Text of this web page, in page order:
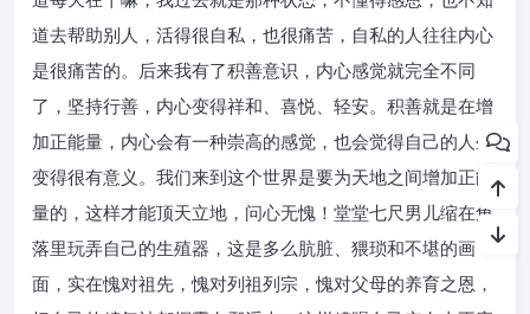
道去帮助别人，活得很自私，也很痛苦，自私的人往往内心
是很痛苦的。后来我有了积善意识，内心感觉就完全不同
了，坚持行善，内心变得祥和、喜悦、轻安。积善就是在增
加正能量，内心会有一种崇高的感觉，也会觉得自己的人生
变得很有意义。我们来到这个世界是要为天地之间增加正能
量的，这样才能顶天立地，问心无愧！堂堂七尺男儿缩在角
落里玩弄自己的生殖器，这是多么肮脏、猥琐和不堪的画
面，实在愧对祖先，愧对列祖列宗，愧对父母的养育之恩，